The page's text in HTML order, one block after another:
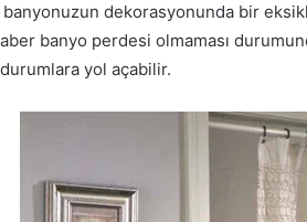
dekorasyonunda bir
banyo perdesi olmaması
yol açabilir.